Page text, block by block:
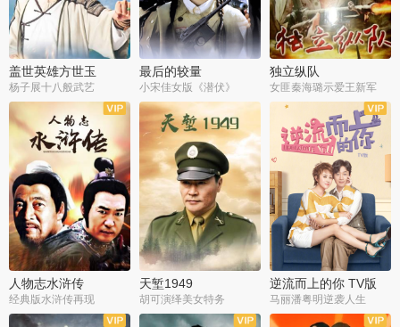
盖世英雄方世玉
杨子展十八般武艺
最后的较量
小宋佳女版《潜伏》
独立纵队
女匪秦海璐示爱王新军
全40集
人物志水浒传
经典版水浒传再现
全30集
天堑1949
胡可演绎美女特务
全43集
逆流而上的你 TV版
马丽潘粤明逆袭人生
全34集
全21集 全35集